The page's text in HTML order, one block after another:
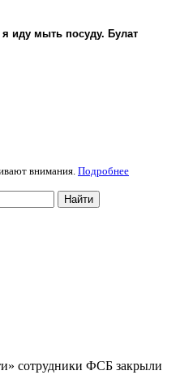
иду мыть посуду. Булат
внимания. Подробнее
Найти
сотрудники ФСБ закрыли